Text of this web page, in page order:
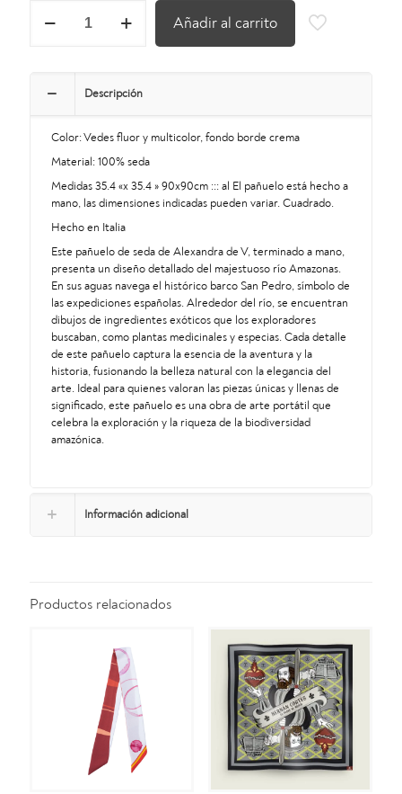
Añadir al carrito
Descripción
Color: Vedes fluor y multicolor, fondo borde crema
Material: 100% seda
Medidas 35.4 «x 35.4 » 90x90cm ::: al El pañuelo está hecho a
mano, las dimensiones indicadas pueden variar. Cuadrado.
Hecho en Italia
Este pañuelo de seda de Alexandra de V, terminado a mano,
presenta un diseño detallado del majestuoso río Amazonas.
En sus aguas navega el histórico barco San Pedro, símbolo de
las expediciones españolas. Alrededor del río, se encuentran
dibujos de ingredientes exóticos que los exploradores
buscaban, como plantas medicinales y especias. Cada detalle
de este pañuelo captura la esencia de la aventura y la
historia, fusionando la belleza natural con la elegancia del
arte. Ideal para quienes valoran las piezas únicas y llenas de
significado, este pañuelo es una obra de arte portátil que
celebra la exploración y la riqueza de la biodiversidad
amazónica.
Información adicional
Productos relacionados